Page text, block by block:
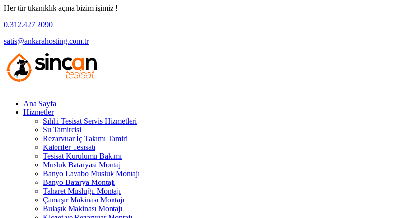
Her tür tıkanıklık açma bizim işimiz !
0.312.427 2090
satis@ankarahosting.com.tr
Ana Sayfa
Hizmetler
Sıhhi Tesisat Servis Hizmetleri
Su Tamircisi
Rezarvuar İç Takımı Tamiri
Kalorifer Tesisatı
Tesisat Kurulumu Bakımı
Musluk Bataryası Montaj
Banyo Lavabo Musluk Montajı
Banyo Batarya Montajı
Taharet Musluğu Montajı
Çamaşır Makinası Montajı
Bulaşık Makinası Montajı